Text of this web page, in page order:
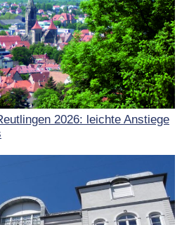
2026: leichte Anstiege